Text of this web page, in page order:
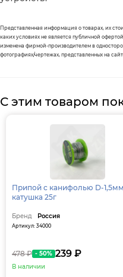
Представленная информация о товарах, их
каких условиях не является публичной
изменена фирмой-производителем в
фотографиях/чертежах, представленных на
С этим товаром
Припой с канифолью D-1,5мм
катушка 25г
Бренд Россия
Артикул: 34000
478 ₽ - 50% 239 ₽
В наличии